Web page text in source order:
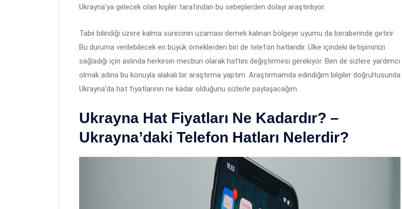
Ukrayna’ya gelecek olan kişiler tarafından bu sebeplerden dolayı araştırılıyor.
Tabii bilindiği üzere kalma sürecinin uzaması demek kalınan bölgeye uyumu da beraberinde getirir.
Bu duruma verilebilecek en büyük örneklerden biri de telefon hatlarıdır. Ülke içindeki iletişiminizi
sağladığı için aslında herkesin mecburi olarak hattını değiştirmesi gerekiyor. Ben de sizlere yardımcı
olmak adına bu konuyla alakalı bir araştırma yaptım. Araştırmamda edindiğim bilgiler doğrultusunda
Ukrayna’da hat fiyatlarının ne kadar olduğunu sizlerle paylaşacağım.
Ukrayna Hat Fiyatları Ne Kadardır? –
Ukrayna’daki Telefon Hatları Nelerdir?